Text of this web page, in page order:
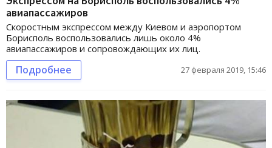
авиапассажиров
Скоростным экспрессом между Киевом и аэропортом
Борисполь воспользовались лишь около 4%
авиапассажиров и сопровождающих их лиц.
Подробнее 27 февраля 2019, 15:46